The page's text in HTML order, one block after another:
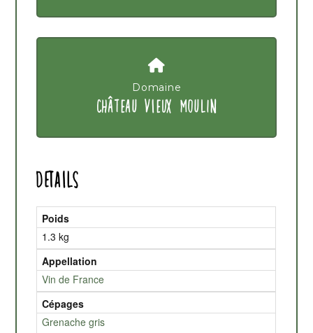
Domaine
CHÂTEAU VIEUX MOULIN
Details
Poids
1.3 kg
Appellation
Vin de France
Cépages
Grenache gris